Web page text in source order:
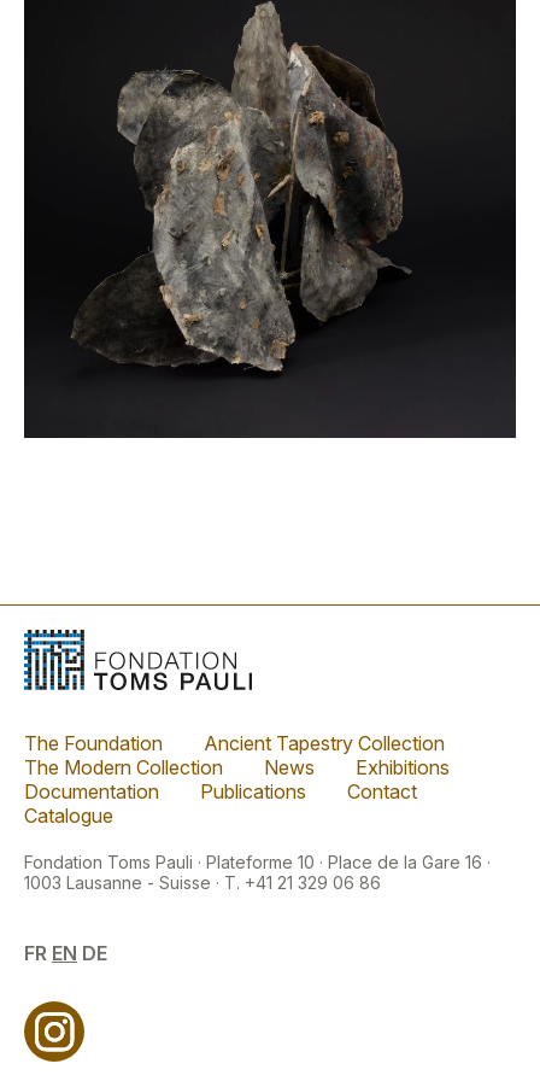
The Foundation
Ancient Tapestry Collection
The Modern Collection
News
Exhibitions
Documentation
Publications
Contact
Catalogue
Fondation Toms Pauli · Plateforme 10 · Place de la Gare 16 ·
1003 Lausanne - Suisse · T. +41 21 329 06 86
FR EN DE